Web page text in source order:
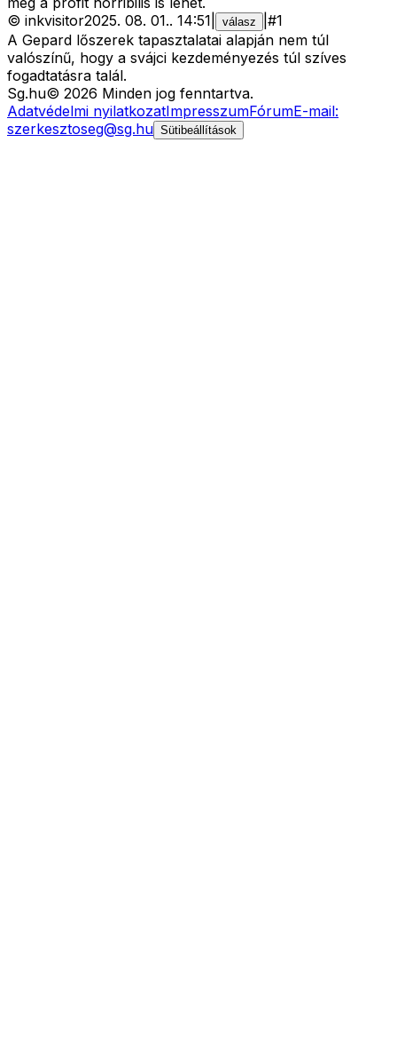
© inkvisitor2025. 08. 01.. 14:51 válasz #1
A Gepard lőszerek tapasztalatai alapján nem túl
valószínű, hogy a svájci kezdeményezés túl szíves
fogadtatásra talál.
Sg.hu© 2026 Minden jog fenntartva.
Adatvédelmi nyilatkozatImpresszumFórumE-mail:
szerkesztoseg@sg.hu Sütibeállítások